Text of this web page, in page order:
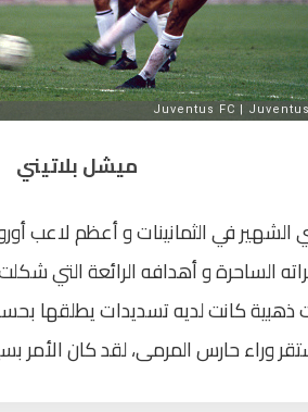
ميشل بلاتيني
الشهير في الثمانينات و أعظم لاعب
الساحرة و أهدافه الرائعة التي
الفائز بـ3 كرات ذهبية كانت لديه تسديدات
وراء حارس المرمى، لقد كان الأمر